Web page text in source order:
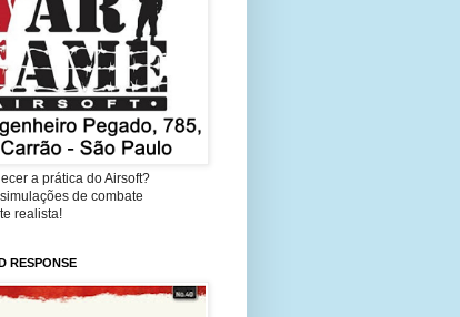
a prática do Airsoft?
de combate
realista!
RESPONSE